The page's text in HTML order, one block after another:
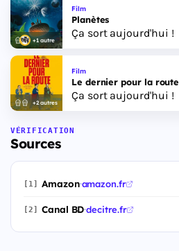
+1 autre
Film
Planètes
Ça sort aujourd'hui !
+2 autres
Film
Le dernier pour la route
Ça sort aujourd'hui !
VÉRIFICATION
Sources
[1] Amazon·amazon.fr
[2] Canal BD·decitre.fr